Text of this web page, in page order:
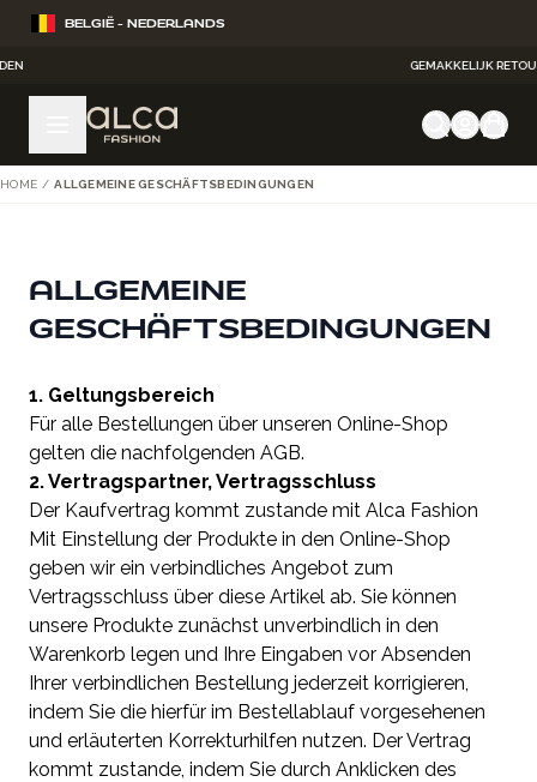
Ga naar de inhoud
BELGIË - NEDERLANDS
HOME / ALLGEMEINE GESCHÄFTSBEDINGUNGEN
ALLGEMEINE
GESCHÄFTSBEDINGUNGEN
1. Geltungsbereich
Für alle Bestellungen über unseren Online-Shop
gelten die nachfolgenden AGB.
2. Vertragspartner, Vertragsschluss
Der Kaufvertrag kommt zustande mit Alca Fashion
Mit Einstellung der Produkte in den Online-Shop
geben wir ein verbindliches Angebot zum
Vertragsschluss über diese Artikel ab. Sie können
unsere Produkte zunächst unverbindlich in den
Warenkorb legen und Ihre Eingaben vor Absenden
Ihrer verbindlichen Bestellung jederzeit korrigieren,
indem Sie die hierfür im Bestellablauf vorgesehenen
und erläuterten Korrekturhilfen nutzen. Der Vertrag
kommt zustande, indem Sie durch Anklicken des